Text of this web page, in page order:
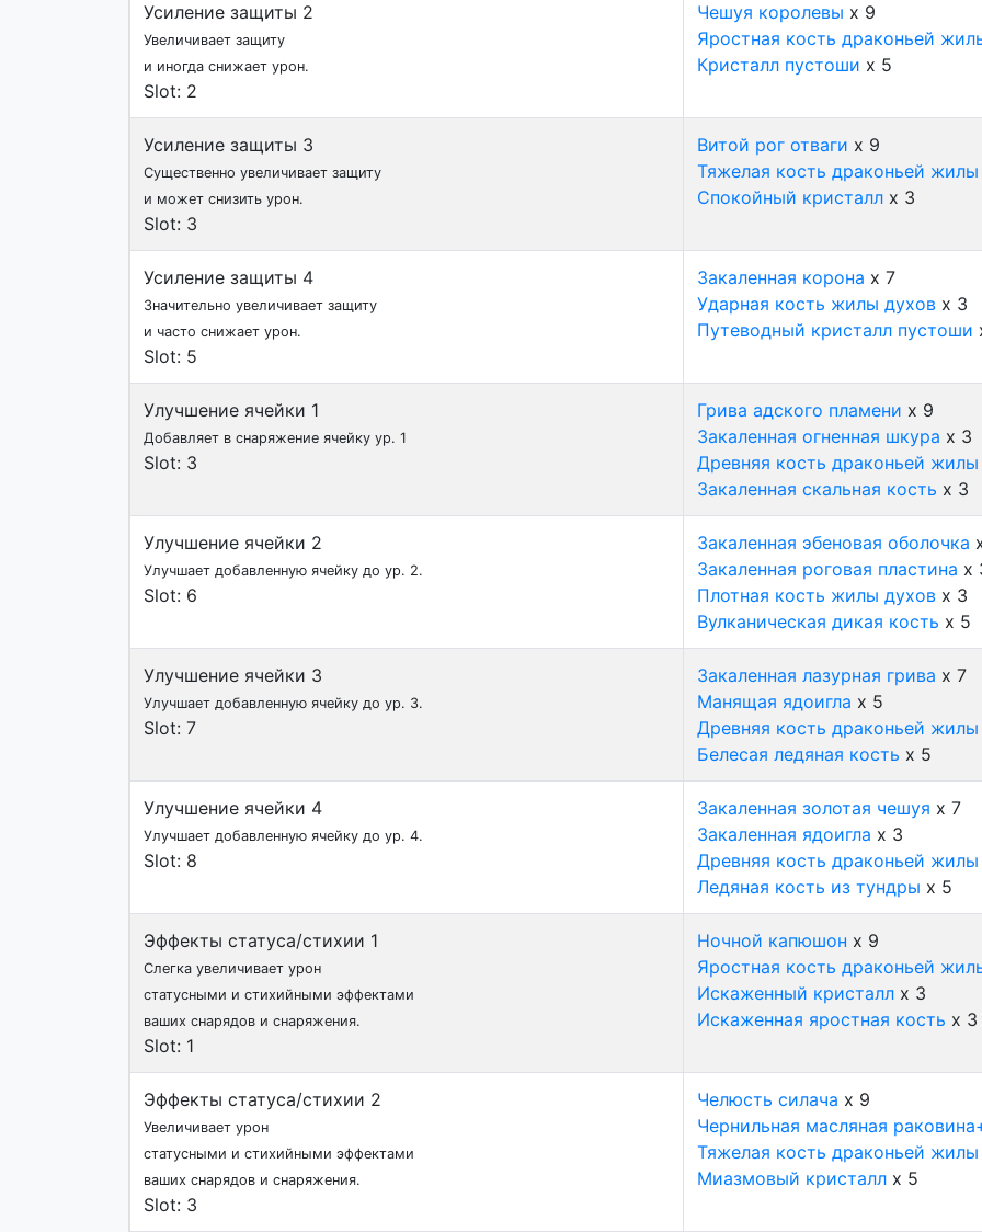
Усиление защиты 2
Увеличивает защиту
и иногда снижает урон.
Slot: 2
Чешуя королевы x 9
Яростная кость драконьей
Кристалл пустоши x 5
Усиление защиты 3
Существенно увеличивает защиту
и может снизить урон.
Slot: 3
Витой рог отваги x 9
Тяжелая кость драконьей жилы
Спокойный кристалл x 3
Усиление защиты 4
Значительно увеличивает защиту
и часто снижает урон.
Slot: 5
Закаленная корона x 7
Ударная кость жилы духов x 3
Путеводный кристалл пустоши
Улучшение ячейки 1
Добавляет в снаряжение ячейку ур. 1
Slot: 3
Грива адского пламени x 9
Закаленная огненная шкура x 3
Древняя кость драконьей жилы
Закаленная скальная кость x 3
Улучшение ячейки 2
Улучшает добавленную ячейку до ур. 2.
Slot: 6
Закаленная эбеновая оболочка
Закаленная роговая пластина x
Плотная кость жилы духов x 3
Вулканическая дикая кость x 5
Улучшение ячейки 3
Улучшает добавленную ячейку до ур. 3.
Slot: 7
Закаленная лазурная грива x 7
Манящая ядоигла x 5
Древняя кость драконьей жилы
Белесая ледяная кость x 5
Улучшение ячейки 4
Улучшает добавленную ячейку до ур. 4.
Slot: 8
Закаленная золотая чешуя x 7
Закаленная ядоигла x 3
Древняя кость драконьей жилы
Ледяная кость из тундры x 5
Эффекты статуса/стихии 1
Слегка увеличивает урон
статусными и стихийными эффектами
ваших снарядов и снаряжения.
Slot: 1
Ночной капюшон x 9
Яростная кость драконьей
Искаженный кристалл x 3
Искаженная яростная кость x 3
Эффекты статуса/стихии 2
Увеличивает урон
статусными и стихийными эффектами
ваших снарядов и снаряжения.
Slot: 3
Челюсть силача x 9
Чернильная масляная
Тяжелая кость драконьей жилы
Миазмовый кристалл x 5